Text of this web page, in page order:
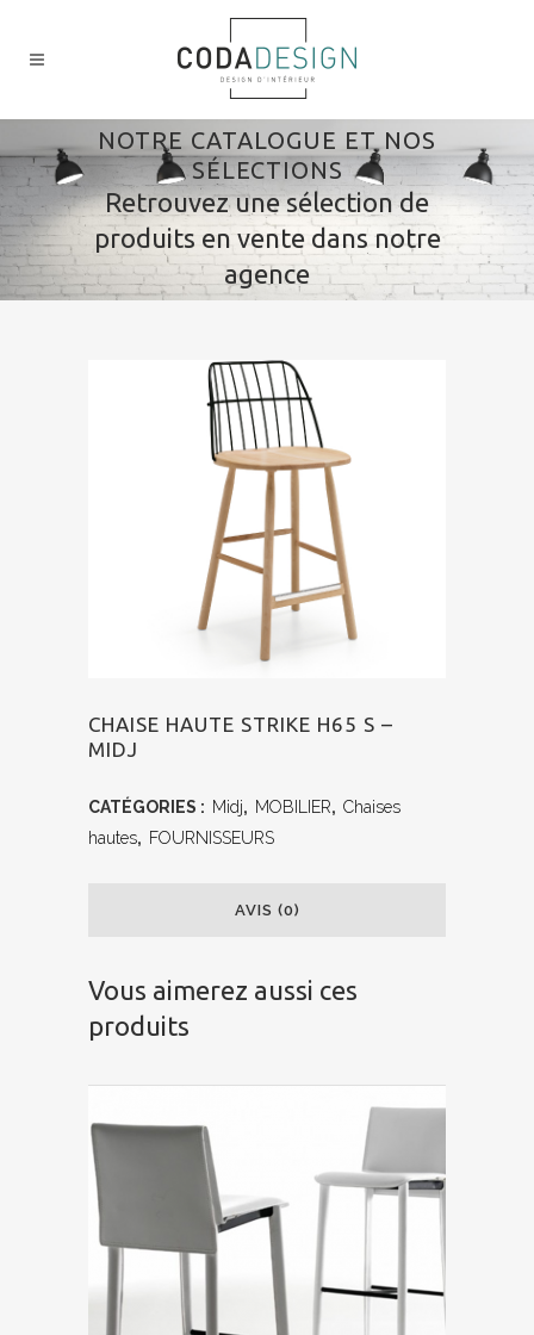
NOTRE CATALOGUE ET NOS
SÉLECTIONS
Retrouvez une sélection de
produits en vente dans notre
agence
CHAISE HAUTE STRIKE H65 S –
MIDJ
CATÉGORIES : Midj, MOBILIER, Chaises
hautes, FOURNISSEURS
AVIS (0)
Vous aimerez aussi ces
produits